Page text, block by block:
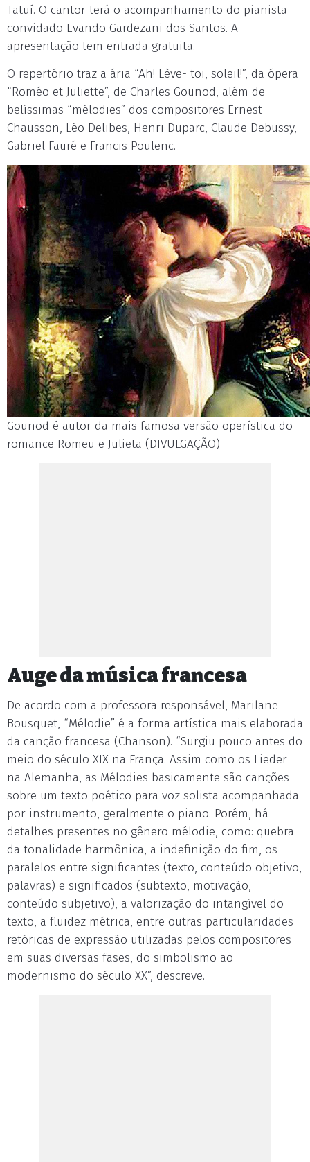
Tatuí. O cantor terá o acompanhamento do pianista
convidado Evando Gardezani dos Santos. A
apresentação tem entrada gratuita.
O repertório traz a ária “Ah! Lève- toi, soleil!”, da ópera
“Roméo et Juliette”, de Charles Gounod, além de
belíssimas “mélodies” dos compositores Ernest
Chausson, Léo Delibes, Henri Duparc, Claude Debussy,
Gabriel Fauré e Francis Poulenc.
Gounod é autor da mais famosa versão operística do
romance Romeu e Julieta (DIVULGAÇÃO)
Auge da música francesa
De acordo com a professora responsável, Marilane
Bousquet, “Mélodie” é a forma artística mais elaborada
da canção francesa (Chanson). “Surgiu pouco antes do
meio do século XIX na França. Assim como os Lieder
na Alemanha, as Mélodies basicamente são canções
sobre um texto poético para voz solista acompanhada
por instrumento, geralmente o piano. Porém, há
detalhes presentes no gênero mélodie, como: quebra
da tonalidade harmônica, a indefinição do fim, os
paralelos entre significantes (texto, conteúdo objetivo,
palavras) e significados (subtexto, motivação,
conteúdo subjetivo), a valorização do intangível do
texto, a fluidez métrica, entre outras particularidades
retóricas de expressão utilizadas pelos compositores
em suas diversas fases, do simbolismo ao
modernismo do século XX”, descreve.